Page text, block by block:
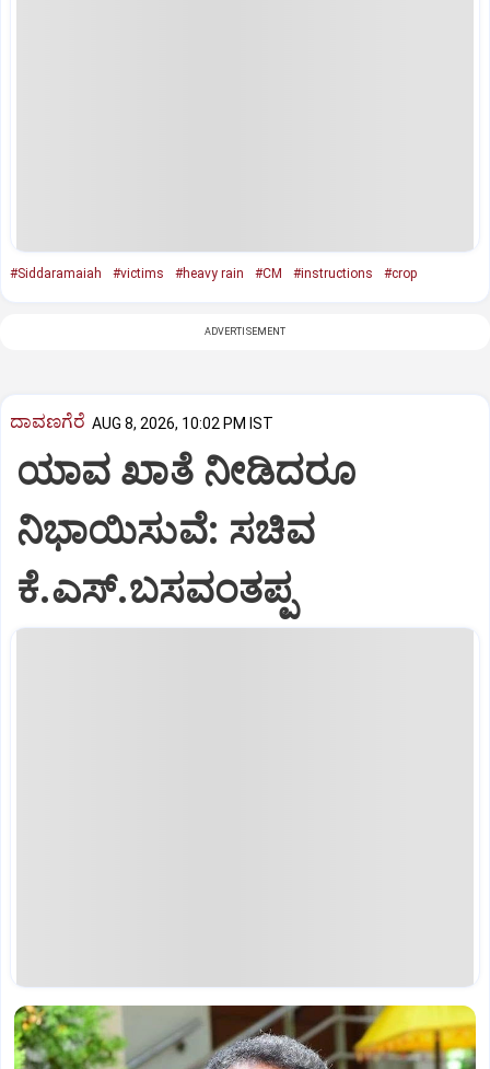
#Siddaramaiah #victims #heavy rain #CM #instructions #crop
ADVERTISEMENT
ದಾವಣಗೆರೆ AUG 8, 2026, 10:02 PM IST
ಯಾವ ಖಾತೆ ನೀಡಿದರೂ
ನಿಭಾಯಿಸುವೆ: ಸಚಿವ
ಕೆ.ಎಸ್.ಬಸವಂತಪ್ಪ